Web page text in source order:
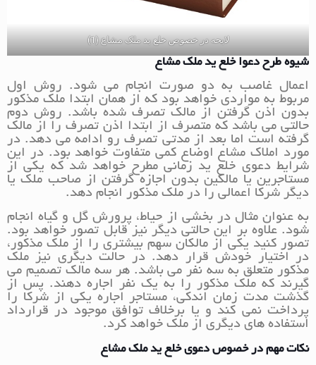
لایحه در خصوص خلع ید ملک مشاع (1)
شیوه طرح دعوا خلع ید ملک مشاع
اعمال غاصب به دو صورت انجام می شود. روش اول
مربوط به مواردی خواهد بود که از همان ابتدا ملک مذکور
بدون اذن گرفتن از مالک تصرف شده باشد. روش دوم
حالتی می باشد که متصرف از ابتدا اذن تصرف را از مالک
گرفته است اما بعد از مدتی تصرف رو ادامه می دهد. در
مورد املاک مشاع اوضاع کمی متفاوت خواهد بود. در این
شرایط دعوی خلع ید زمانی مطرح خواهد شد که یکی از
مستاجرین یا مالکین بدون اجازه گرفتن از صاحب ملک یا
دیگر شرکا اعمالی را در ملک مذکور انجام دهد.
به عنوان مثال در بخشی از حیاط، پرورش گل و گیاه انجام
شود. علاوه بر این حالتی دیگر نیز قابل تصور خواهد بود.
تصور کنید یکی از مالکان سهم بیشتری را از ملک مذکور،
در اختیار خودش قرار دهد. در حالت دیگری نیز ملک
مذکور متعلق به سه نفر می باشد‌. هر سه مالک تصمیم می
گیرند که ملک مذکور را به یک نفر اجاره دهند. پس از
گذشت مدت زمان اندکی، مستاجر اجاره یکی از شرکا را
پرداخت نمی کند و یا برخلاف توافق موجود در قرارداد
استفاده های دیگری از ملک خواهد کرد.
نکات مهم در خصوص دعوی خلع ید ملک مشاع